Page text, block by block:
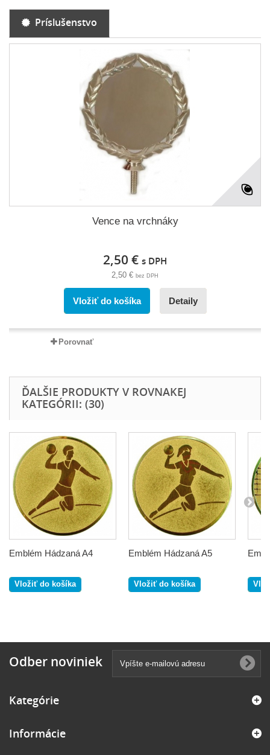
Príslušenstvo
Vence na vrchnáky
2,50 € s DPH
2,50 € bez DPH
Vložiť do košíka Detaily
Porovnať
ĎALŠIE PRODUKTY V ROVNAKEJ
KATEGÓRII: (30)
Emblém Hádzaná A4
Vložiť do košíka
Emblém Hádzaná A5
Vložiť do košíka
Odber noviniek
Kategórie
Informácie